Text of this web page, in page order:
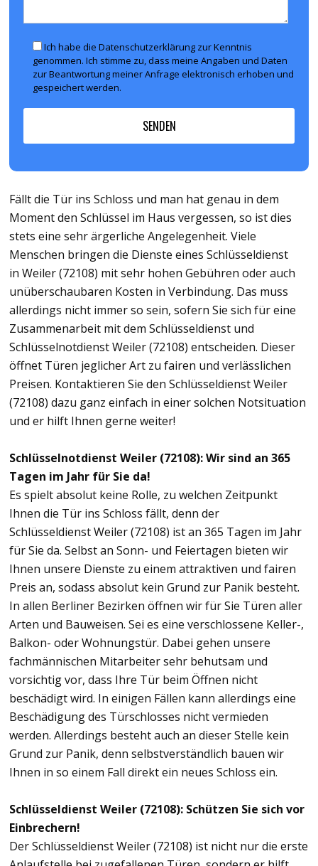
Ich habe die Datenschutzerklärung zur Kenntnis
genommen. Ich stimme zu, dass meine Angaben und Daten
zur Beantwortung meiner Anfrage elektronisch erhoben und
gespeichert werden.
Fällt die Tür ins Schloss und man hat genau in dem
Moment den Schlüssel im Haus vergessen, so ist dies
stets eine sehr ärgerliche Angelegenheit. Viele
Menschen bringen die Dienste eines Schlüsseldienst
in Weiler (72108) mit sehr hohen Gebühren oder auch
unüberschaubaren Kosten in Verbindung. Das muss
allerdings nicht immer so sein, sofern Sie sich für eine
Zusammenarbeit mit dem Schlüsseldienst und
Schlüsselnotdienst Weiler (72108) entscheiden. Dieser
öffnet Türen jeglicher Art zu fairen und verlässlichen
Preisen. Kontaktieren Sie den Schlüsseldienst Weiler
(72108) dazu ganz einfach in einer solchen Notsituation
und er hilft Ihnen gerne weiter!
Schlüsselnotdienst Weiler (72108): Wir sind an 365
Tagen im Jahr für Sie da!
Es spielt absolut keine Rolle, zu welchen Zeitpunkt
Ihnen die Tür ins Schloss fällt, denn der
Schlüsseldienst Weiler (72108) ist an 365 Tagen im Jahr
für Sie da. Selbst an Sonn- und Feiertagen bieten wir
Ihnen unsere Dienste zu einem attraktiven und fairen
Preis an, sodass absolut kein Grund zur Panik besteht.
In allen Berliner Bezirken öffnen wir für Sie Türen aller
Arten und Bauweisen. Sei es eine verschlossene Keller-,
Balkon- oder Wohnungstür. Dabei gehen unsere
fachmännischen Mitarbeiter sehr behutsam und
vorsichtig vor, dass Ihre Tür beim Öffnen nicht
beschädigt wird. In einigen Fällen kann allerdings eine
Beschädigung des Türschlosses nicht vermieden
werden. Allerdings besteht auch an dieser Stelle kein
Grund zur Panik, denn selbstverständlich bauen wir
Ihnen in so einem Fall direkt ein neues Schloss ein.
Schlüsseldienst Weiler (72108): Schützen Sie sich vor
Einbrechern!
Der Schlüsseldienst Weiler (72108) ist nicht nur die erste